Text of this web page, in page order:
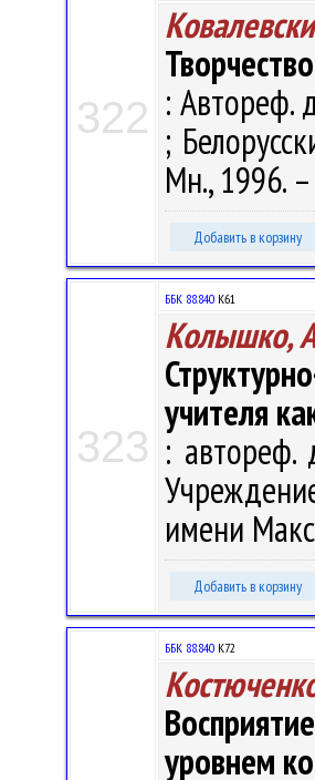
322 : Автореф.
;
Мн., 1996. –
Добавить в корзину
323
ББК 88.840 К61
Колышко,
учителя
: автореф.
имени
Добавить в корзину
ББК 88.840 К72
уровнем